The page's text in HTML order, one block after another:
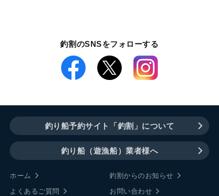
釣割のSNSをフォローする
釣り船予約サイト「釣割」について
釣り船（遊漁船）業者様へ
ホーム
釣割からのお知らせ
よくあるご質問
お問い合わせ